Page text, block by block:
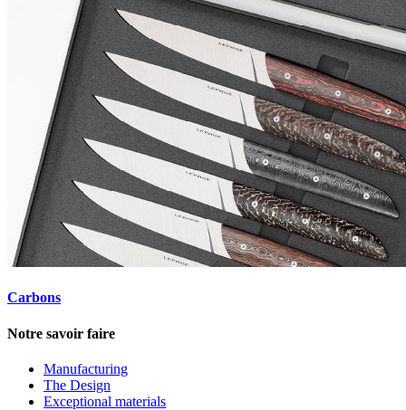
Carbons
Notre savoir faire
Manufacturing
The Design
Exceptional materials